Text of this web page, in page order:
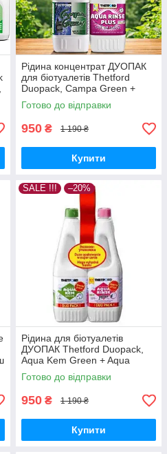
Рідина концентрат ДУОПАК
для біотуалетів Thetford
Duopack, Campa Green +
Aqua Rinse Plus, 2x1,5 л
Готово до відправки
950 ₴ 1 190 ₴
Купити
SALE !!! –20%
Рідина для біотуалетів
ДУОПАК Thetford Duopack,
Aqua Kem Green + Aqua
Rinse Plus, 2x1,5 л
Готово до відправки
950 ₴ 1 190 ₴
Купити